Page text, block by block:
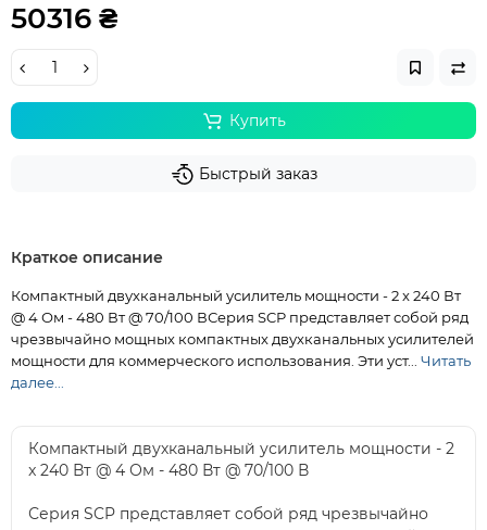
50316 ₴
Купить
Быстрый заказ
Краткое описание
Компактный двухканальный усилитель мощности - 2 x 240 Вт
@ 4 Ом - 480 Вт @ 70/100 ВСерия SCP представляет собой ряд
чрезвычайно мощных компактных двухканальных усилителей
мощности для коммерческого использования. Эти уст... Читать
далее...
Компактный двухканальный усилитель мощности - 2
x 240 Вт @ 4 Ом - 480 Вт @ 70/100 В
Серия SCP представляет собой ряд чрезвычайно